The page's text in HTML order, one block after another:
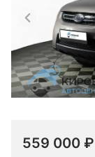
559 000 ₽